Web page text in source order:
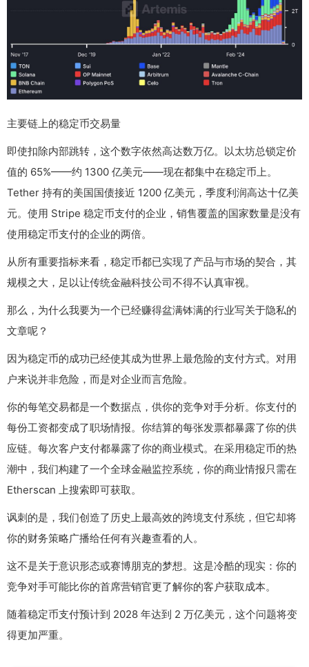
主要链上的稳定币交易量
即使扣除内部跳转，这个数字依然高达数万亿。以太坊总锁定价
值的 65%——约 1300 亿美元——现在都集中在稳定币上。
Tether 持有的美国国债接近 1200 亿美元，季度利润高达十亿美
元。使用 Stripe 稳定币支付的企业，销售覆盖的国家数量是没有
使用稳定币支付的企业的两倍。
从所有重要指标来看，稳定币都已实现了产品与市场的契合，其
规模之大，足以让传统金融科技公司不得不认真审视。
那么，为什么我要为一个已经赚得盆满钵满的行业写关于隐私的
文章呢？
因为稳定币的成功已经使其成为世界上最危险的支付方式。对用
户来说并非危险，而是对企业而言危险。
你的每笔交易都是一个数据点，供你的竞争对手分析。你支付的
每份工资都变成了职场情报。你结算的每张发票都暴露了你的供
应链。每次客户支付都暴露了你的商业模式。在采用稳定币的热
潮中，我们构建了一个全球金融监控系统，你的商业情报只需在
Etherscan 上搜索即可获取。
讽刺的是，我们创造了历史上最高效的跨境支付系统，但它却将
你的财务策略广播给任何有兴趣查看的人。
这不是关于意识形态或赛博朋克的梦想。这是冷酷的现实：你的
竞争对手可能比你的首席营销官更了解你的客户获取成本。
随着稳定币支付预计到 2028 年达到 2 万亿美元，这个问题将变
得更加严重。